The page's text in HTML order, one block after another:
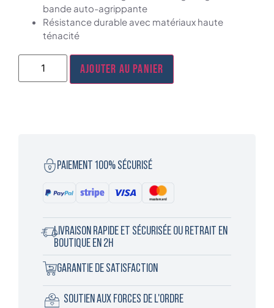
bande auto-agrippante
Résistance durable avec matériaux haute
ténacité
Ajouter au panier
PAIEMENT 100% SÉCURISÉ
LIVRAISON RAPIDE ET SÉCURISÉE OU RETRAIT EN
BOUTIQUE EN 2H
GARANTIE DE SATISFACTION
SOUTIEN AUX FORCES DE L'ORDRE